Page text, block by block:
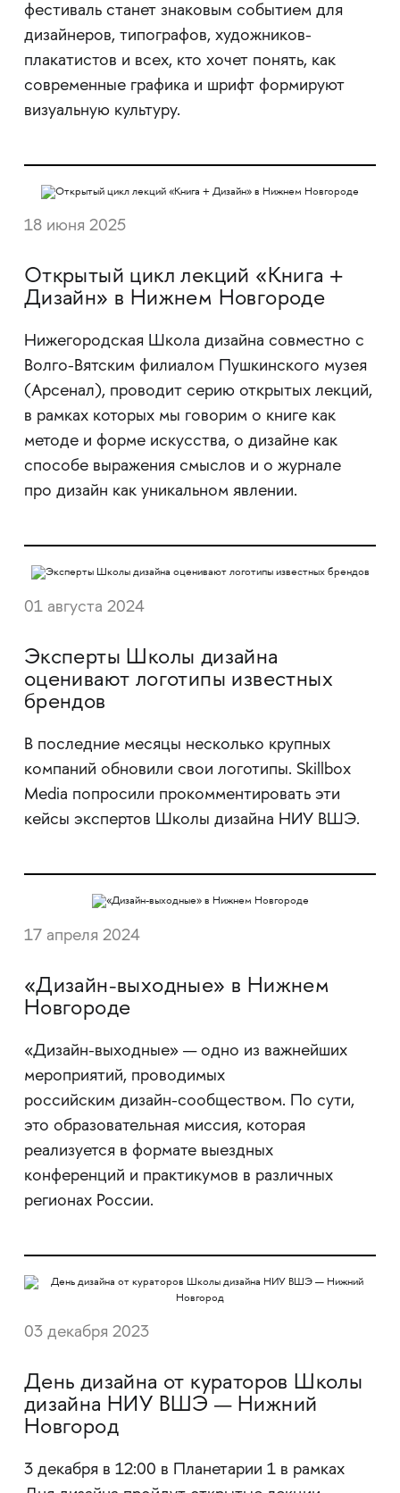
фестиваль станет знаковым событием для
дизайнеров, типографов, художников-
плакатистов и всех, кто хочет понять, как
современные графика и шрифт формируют
визуальную культуру.
18 июня 2025
Открытый цикл лекций «Книга +
Дизайн» в Нижнем Новгороде
Нижегородская Школа дизайна совместно с
Волго-Вятским филиалом Пушкинского музея
(Арсенал), проводит серию открытых лекций,
в рамках которых мы говорим о книге как
методе и форме искусства, о дизайне как
способе выражения смыслов и о журнале
про дизайн как уникальном явлении.
01 августа 2024
Эксперты Школы дизайна
оценивают логотипы известных
брендов
В последние месяцы несколько крупных
компаний обновили свои логотипы. Skillbox
Media попросили прокомментировать эти
кейсы экспертов Школы дизайна НИУ ВШЭ.
17 апреля 2024
«Дизайн-выходные» в Нижнем
Новгороде
«Дизайн-выходные» — одно из важнейших
мероприятий, проводимых
российским дизайн-сообществом. По сути,
это образовательная миссия, которая
реализуется в формате выездных
конференций и практикумов в различных
регионах России.
03 декабря 2023
День дизайна от кураторов Школы
дизайна НИУ ВШЭ — Нижний
Новгород
3 декабря в 12:00 в Планетарии 1 в рамках